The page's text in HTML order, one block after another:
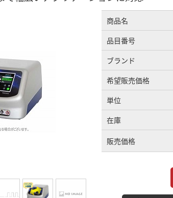
商品名
品目番号
ブランド
希望販売価格
単位
在庫
販売価格